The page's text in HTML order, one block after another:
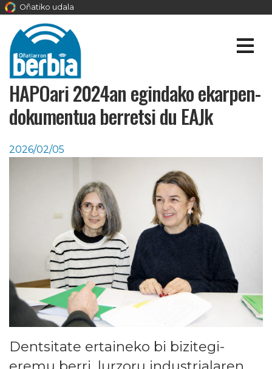
Oñatiko udala
HAPOari 2024an egindako ekarpen-
dokumentua berretsi du EAJk
2026/02/05
Dentsitate ertaineko bi bizitegi-